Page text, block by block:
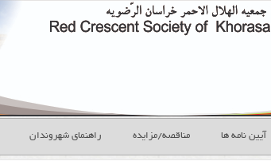
آیین نامه ها مناقصه/مزایده راهنمای شهروندان